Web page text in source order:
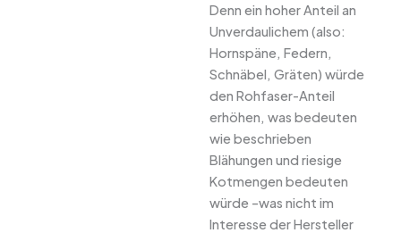
Denn ein hoher Anteil an
Unverdaulichem (also:
Hornspäne, Federn,
Schnäbel, Gräten) würde
den Rohfaser-Anteil
erhöhen, was bedeuten
wie beschrieben
Blähungen und riesige
Kotmengen bedeuten
würde –was nicht im
Interesse der Hersteller